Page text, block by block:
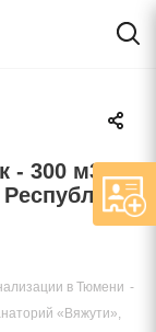
- 300 м3
в Тюмени -
«Вяжути»,